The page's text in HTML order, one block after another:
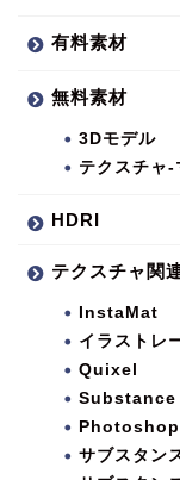
有料素材
無料素材
3Dモデル
テクスチャ-
HDRI
テクスチャ関
InstaMat
イラストレ
Quixel
Substance
Photoshop
サブスタン